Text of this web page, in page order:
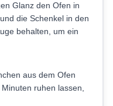
Glanz den Ofen in
die Schenkel in den
behalten, um ein
aus dem Ofen
ruhen lassen,